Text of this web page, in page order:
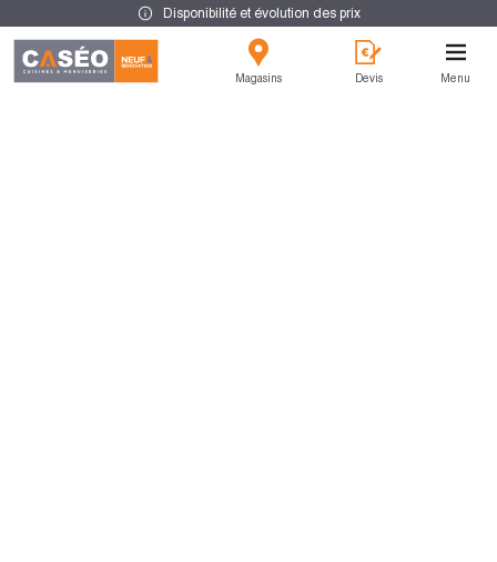
Disponibilité et évolution des prix
Magasins Devis Menu